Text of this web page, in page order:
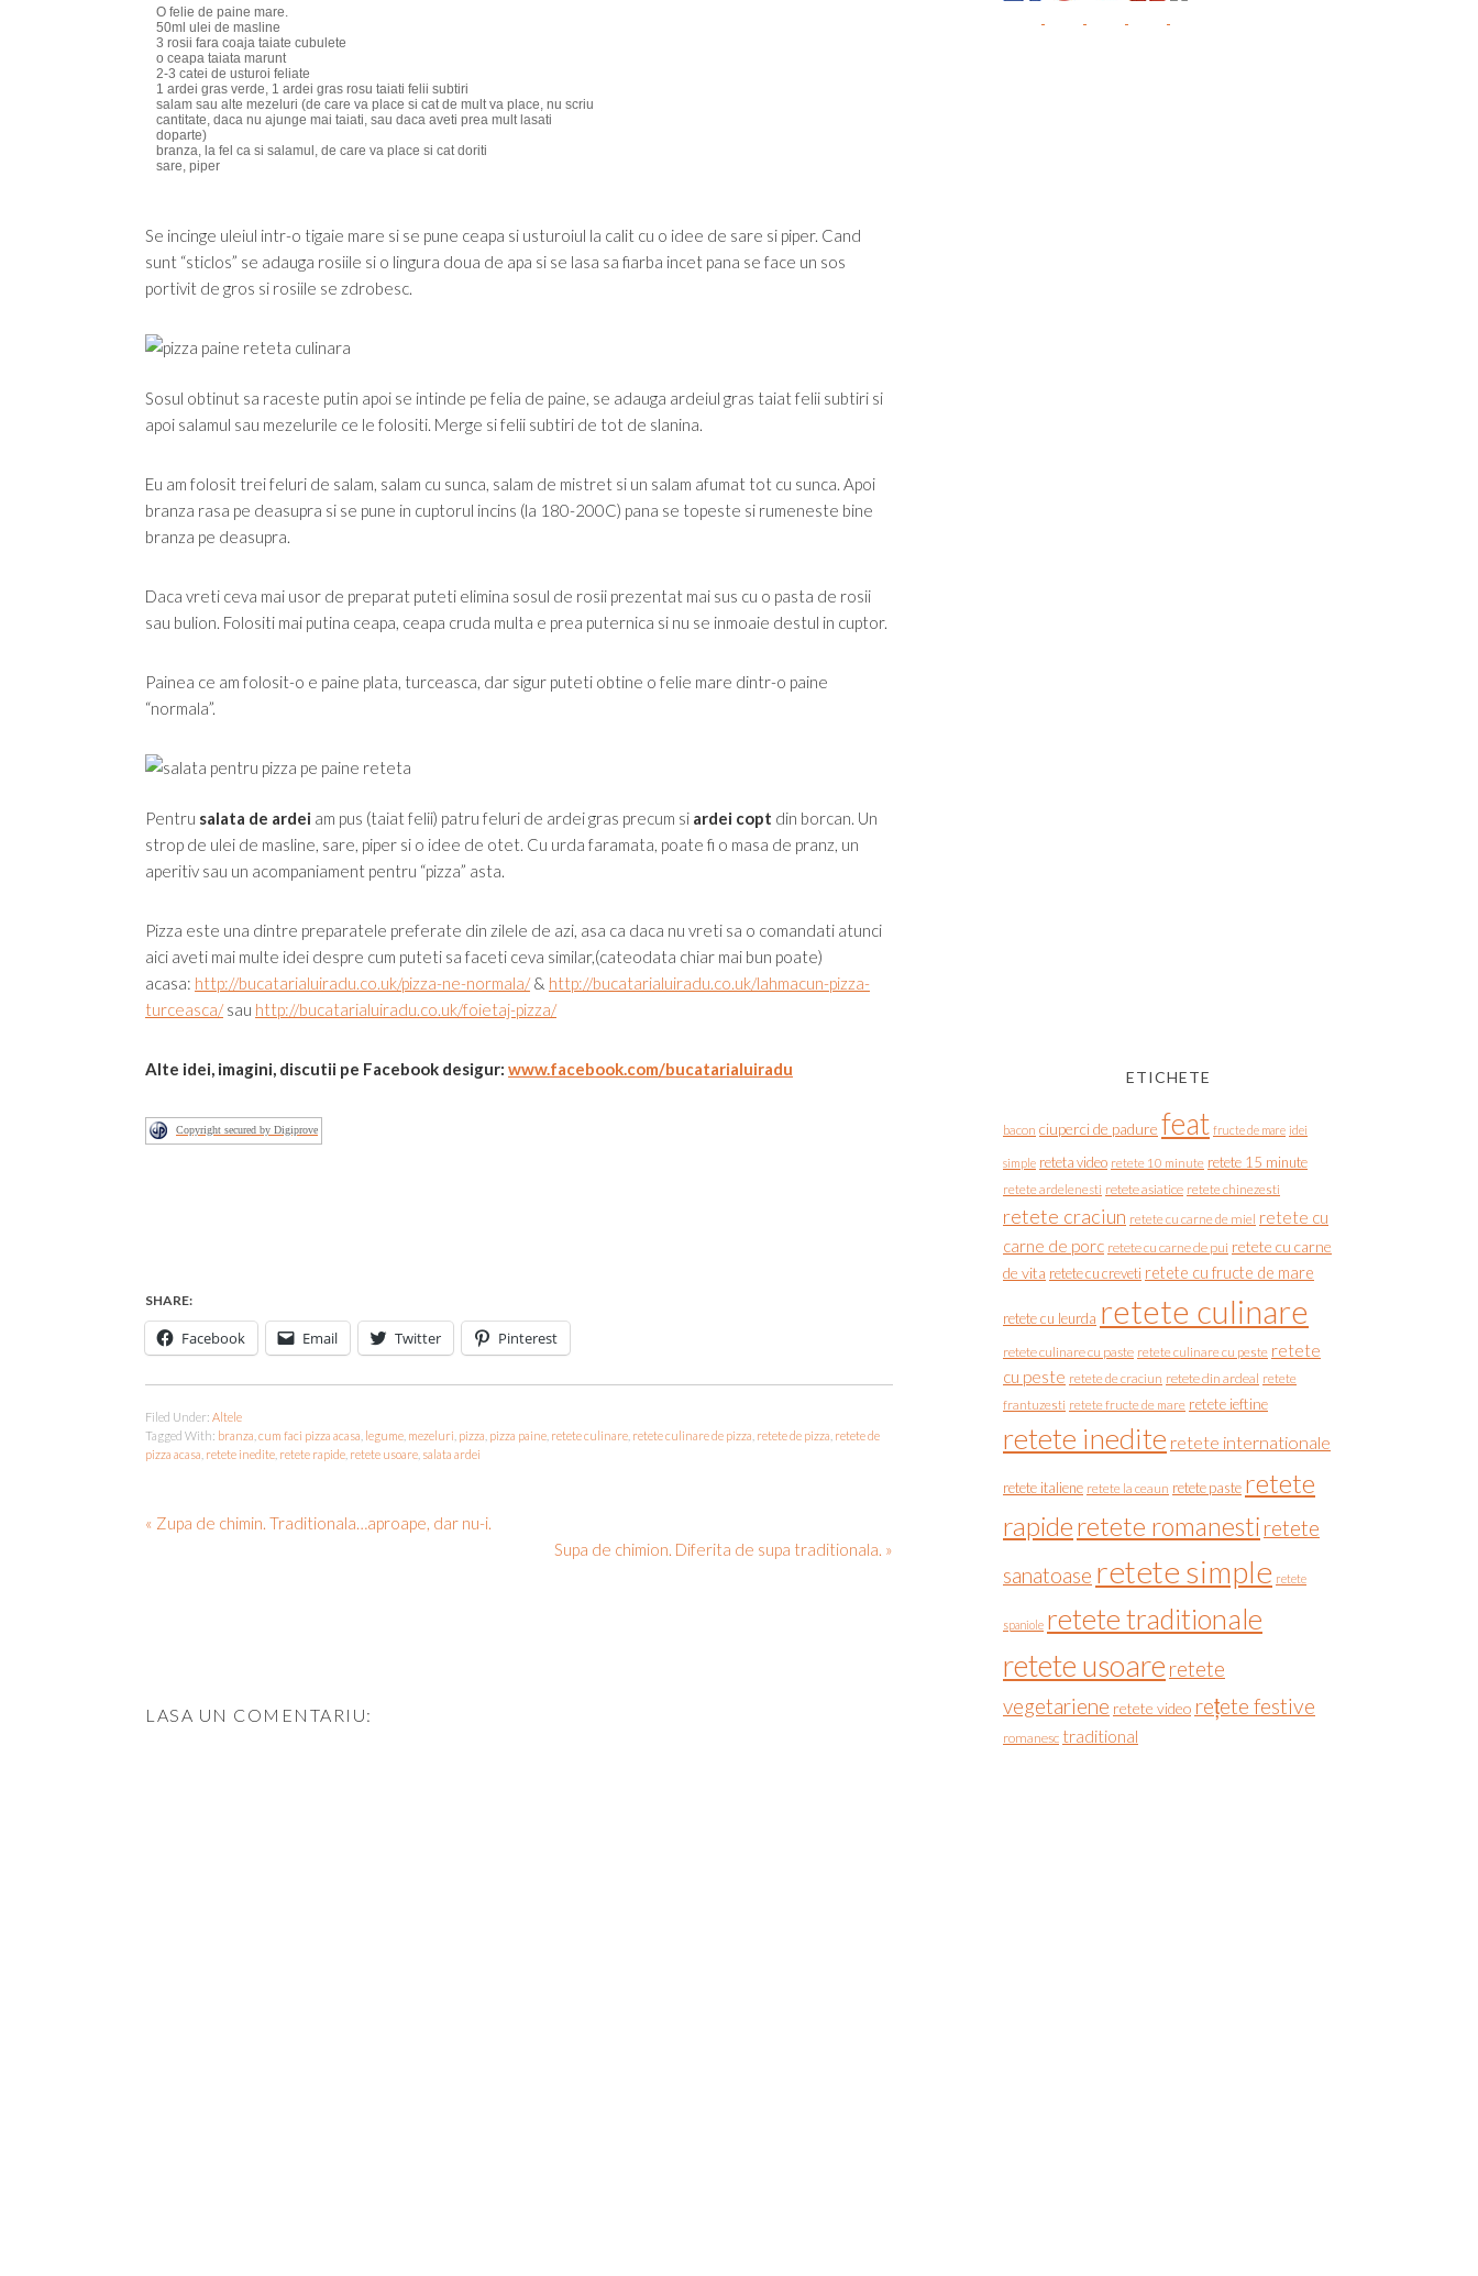
O felie de paine mare.
50ml ulei de masline
3 rosii fara coaja taiate cubulete
o ceapa taiata marunt
2-3 catei de usturoi feliate
1 ardei gras verde, 1 ardei gras rosu taiati felii subtiri
salam sau alte mezeluri (de care va place si cat de mult va place, nu scriu
cantitate, daca nu ajunge mai taiati, sau daca aveti prea mult lasati
doparte)
branza, la fel ca si salamul, de care va place si cat doriti
sare, piper
Se incinge uleiul intr-o tigaie mare si se pune ceapa si usturoiul la calit cu o idee de sare si piper. Cand
sunt “sticlos” se adauga rosiile si o lingura doua de apa si se lasa sa fiarba incet pana se face un sos
portivit de gros si rosiile se zdrobesc.
Sosul obtinut sa raceste putin apoi se intinde pe felia de paine, se adauga ardeiul gras taiat felii subtiri si
apoi salamul sau mezelurile ce le folositi. Merge si felii subtiri de tot de slanina.
Eu am folosit trei feluri de salam, salam cu sunca, salam de mistret si un salam afumat tot cu sunca. Apoi
branza rasa pe deasupra si se pune in cuptorul incins (la 180-200C) pana se topeste si rumeneste bine
branza pe deasupra.
Daca vreti ceva mai usor de preparat puteti elimina sosul de rosii prezentat mai sus cu o pasta de rosii
sau bulion. Folositi mai putina ceapa, ceapa cruda multa e prea puternica si nu se inmoaie destul in cuptor.
Painea ce am folosit-o e paine plata, turceasca, dar sigur puteti obtine o felie mare dintr-o paine
“normala”.
Pentru salata de ardei am pus (taiat felii) patru feluri de ardei gras precum si ardei copt din borcan. Un
strop de ulei de masline, sare, piper si o idee de otet. Cu urda faramata, poate fi o masa de pranz, un
aperitiv sau un acompaniament pentru “pizza” asta.
Pizza este una dintre preparatele preferate din zilele de azi, asa ca daca nu vreti sa o comandati atunci
aici aveti mai multe idei despre cum puteti sa faceti ceva similar,(cateodata chiar mai bun poate)
acasa: http://bucatarialuiradu.co.uk/pizza-ne-normala/& http://bucatarialuiradu.co.uk/lahmacun-pizza-
turceasca/sau http://bucatarialuiradu.co.uk/foietaj-pizza/
Alte idei, imagini, discutii pe Facebook desigur: www.facebook.com/bucatarialuiradu
Copyright secured by Digiprove
SHARE:
Facebook Email Twitter Pinterest
Filed Under: Altele
Tagged With: branza cum faci pizza acasa legume mezeluri pizza pizza paine retete culinare retete culinare de pizza retete de pizza retete de
pizza acasa retete inedite retete rapide retete usoare salata ardei
« Zupa de chimin. Traditionala…aproape, dar nu-i.
Supa de chimion. Diferita de supa traditionala. »
LASA UN COMENTARIU:
ETICHETE
bacon ciuperci de padure feat fructe de mare idei
simple reteta video retete 10 minute retete 15 minute
retete ardelenesti retete asiatice retete chinezesti
retete craciun retete cu carne de miel retete cu
carne de porc retete cu carne de pui retete cu carne
de vita retete cu creveti retete cu fructe de mare
retete cu leurda retete culinare
retete culinare cu paste retete culinare cu peste retete
cu peste retete de craciun retete din ardeal retete
frantuzesti retete fructe de mare retete ieftine
retete inedite retete internationale
retete italiene retete la ceaun retete paste retete
rapideretete romanesti retete
sanatoase retete simple retete
spaniole retete traditionale
retete usoare retete
vegetariene retete video rețete festive
romanesc traditional